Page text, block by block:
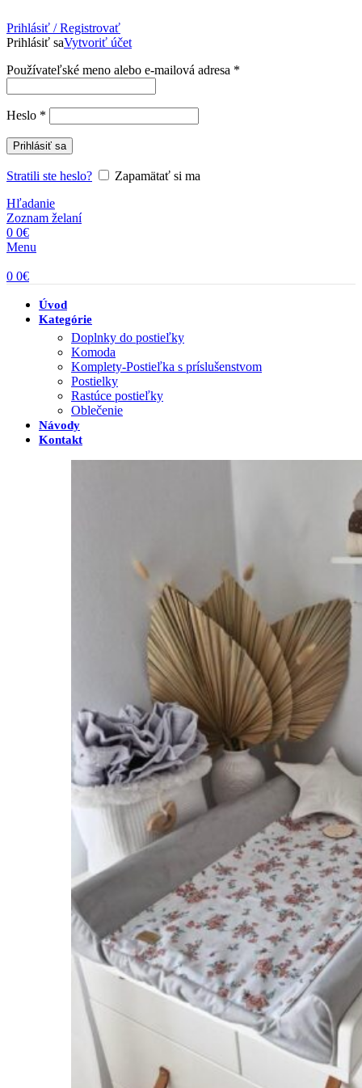
Prihlásiť / Registrovať
Prihlásiť saVytvoriť účet
Používateľské meno alebo e-mailová adresa *
Heslo *
Prihlásiť sa
Stratili ste heslo?
Zapamätať si ma
Hľadanie
Zoznam želaní
0 0€
Menu
0 0€
Úvod
Kategórie
Doplnky do postieľky
Komoda
Komplety-Postieľka s príslušenstvom
Postielky
Rastúce postieľky
Oblečenie
Návody
Kontakt